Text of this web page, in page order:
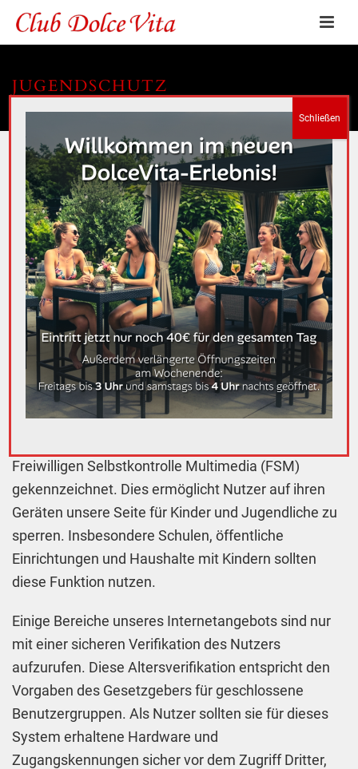
JUGENDSCHUTZ
Jugendschutz ist uns wichtig!
Der Jugendschutz im Internet ist für unser
Unternehmen ein wichtiges Thema. Wir wollen, dass
Kinder und Jugendliche sicher surfen können und
durch unsere Inhalte nicht gefährdet werden. Aus
diesem Grund haben wir spezielle Massnahmen
zum Jugendschutz auf unserem Internetangebot
getroffen und verbessern diese Massnahmen
laufend.
Family-Filter und Altersverifikation
Freiwilligen Selbstkontrolle Multimedia (FSM)
gekennzeichnet. Dies ermöglicht Nutzer auf ihren
Geräten unsere Seite für Kinder und Jugendliche zu
sperren. Insbesondere Schulen, öffentliche
Einrichtungen und Haushalte mit Kindern sollten
diese Funktion nutzen.
Einige Bereiche unseres Internetangebots sind nur
mit einer sicheren Verifikation des Nutzers
aufzurufen. Diese Altersverifikation entspricht den
Vorgaben des Gesetzgebers für geschlossene
Benutzergruppen. Als Nutzer sollten sie für dieses
System erhaltene Hardware und
Zugangskennungen sicher vor dem Zugriff Dritter,